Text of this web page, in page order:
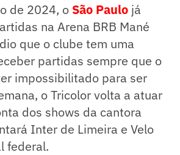
de 2024, o São Paulo já
na Arena BRB Mané
que o clube tem uma
partidas sempre que o
impossibilitado para ser
o Tricolor volta a atuar
dos shows da cantora
Inter de Limeira e Velo
federal.